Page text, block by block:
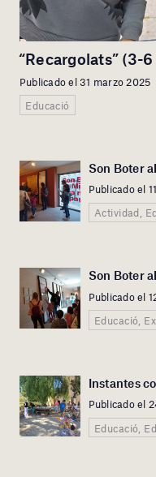
“Recargolats” (3-6
Publicado el 31 marzo 2025
Educació
Son Boter
Publicado el
Actividad,
Son Boter
Publicado el
Educació,
Instantes
Publicado el
Educació,